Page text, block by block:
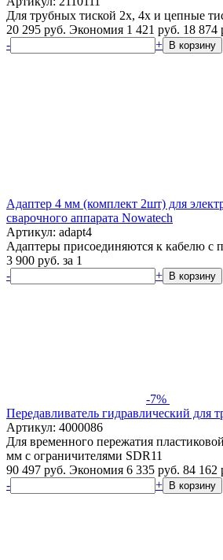
Для трубных тиской 2х, 4х и цепные
20 295 руб. Экономия 1 421 руб. 18 874
-
+ В корзину
Адаптер 4 мм (комплект 2шт) для
сварочного аппарата Nowatech
Артикул: adapt4
Адаптеры присоединяются к кабелю с
3 900 руб. за 1
-
+ В корзину
-7%
Передавливатель гидравлический для
Артикул: 4000086
Для временного пережатия
мм с ограничителями SDR11
90 497 руб. Экономия 6 335 руб. 84 162
-
+ В корзину